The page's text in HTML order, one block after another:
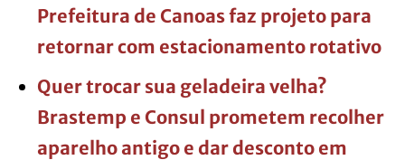
Prefeitura de Canoas faz projeto para
retornar com estacionamento rotativo
Quer trocar sua geladeira velha?
Brastemp e Consul prometem recolher
aparelho antigo e dar desconto em